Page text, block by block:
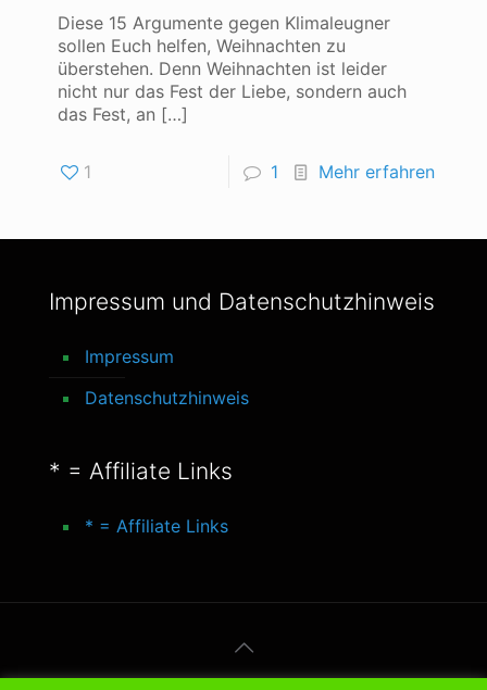
Diese 15 Argumente gegen Klimaleugner
sollen Euch helfen, Weihnachten zu
überstehen. Denn Weihnachten ist leider
nicht nur das Fest der Liebe, sondern auch
das Fest, an […]
1 1 Mehr erfahren
Impressum und Datenschutzhinweis
Impressum
Datenschutzhinweis
* = Affiliate Links
* = Affiliate Links